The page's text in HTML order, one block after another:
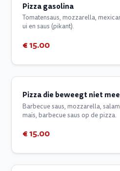
Pizza gasolina
Tomatensaus, mozzarella,
ui en saus (pikant).
€ 15.00
Pizza die beweegt niet
Barbecue saus, mozzarella,
maïs, barbecue saus op de pizza.
€ 15.00